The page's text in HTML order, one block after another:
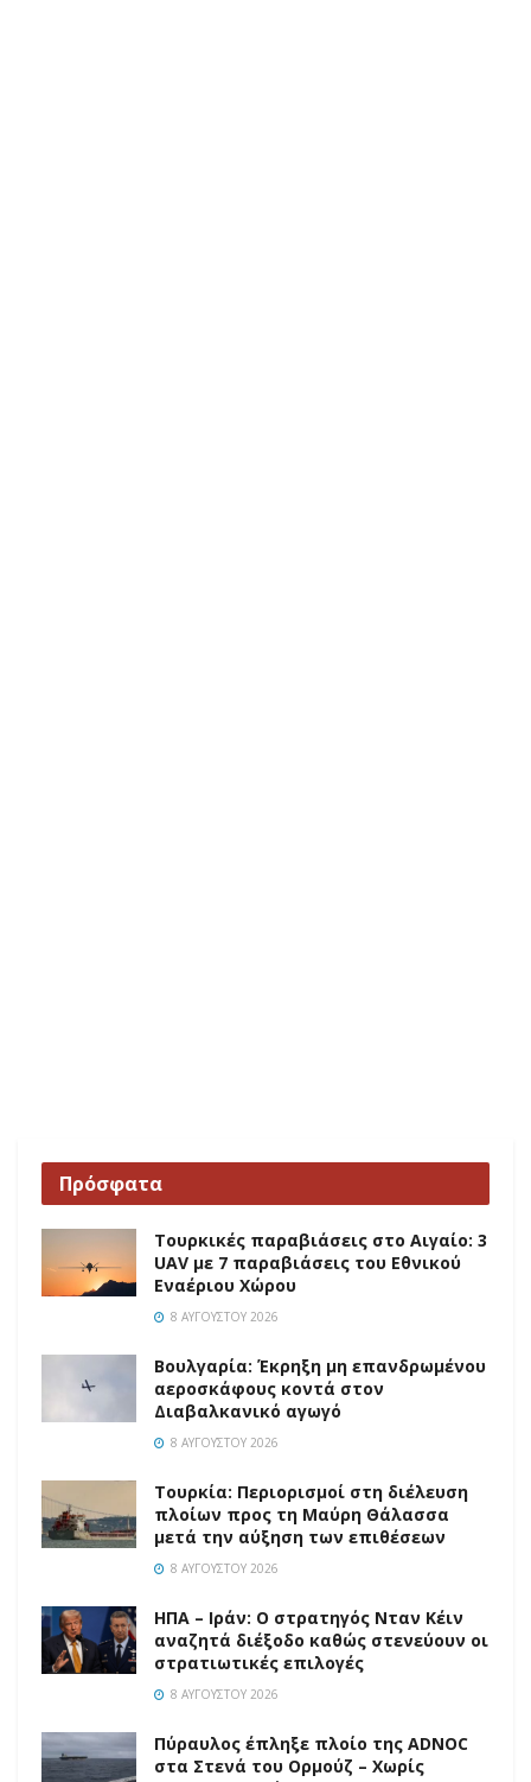
Πρόσφατα
Τουρκικές παραβιάσεις στο Αιγαίο: 3
UAV με 7 παραβιάσεις του Εθνικού
Εναέριου Χώρου
8 ΑΥΓΟΎΣΤΟΥ 2026
Βουλγαρία: Έκρηξη μη επανδρωμένου
αεροσκάφους κοντά στον
Διαβαλκανικό αγωγό
8 ΑΥΓΟΎΣΤΟΥ 2026
Τουρκία: Περιορισμοί στη διέλευση
πλοίων προς τη Μαύρη Θάλασσα
μετά την αύξηση των επιθέσεων
8 ΑΥΓΟΎΣΤΟΥ 2026
ΗΠΑ – Ιράν: Ο στρατηγός Νταν Κέιν
αναζητά διέξοδο καθώς στενεύουν οι
στρατιωτικές επιλογές
8 ΑΥΓΟΎΣΤΟΥ 2026
Πύραυλος έπληξε πλοίο της ADNOC
στα Στενά του Ορμούζ – Χωρίς